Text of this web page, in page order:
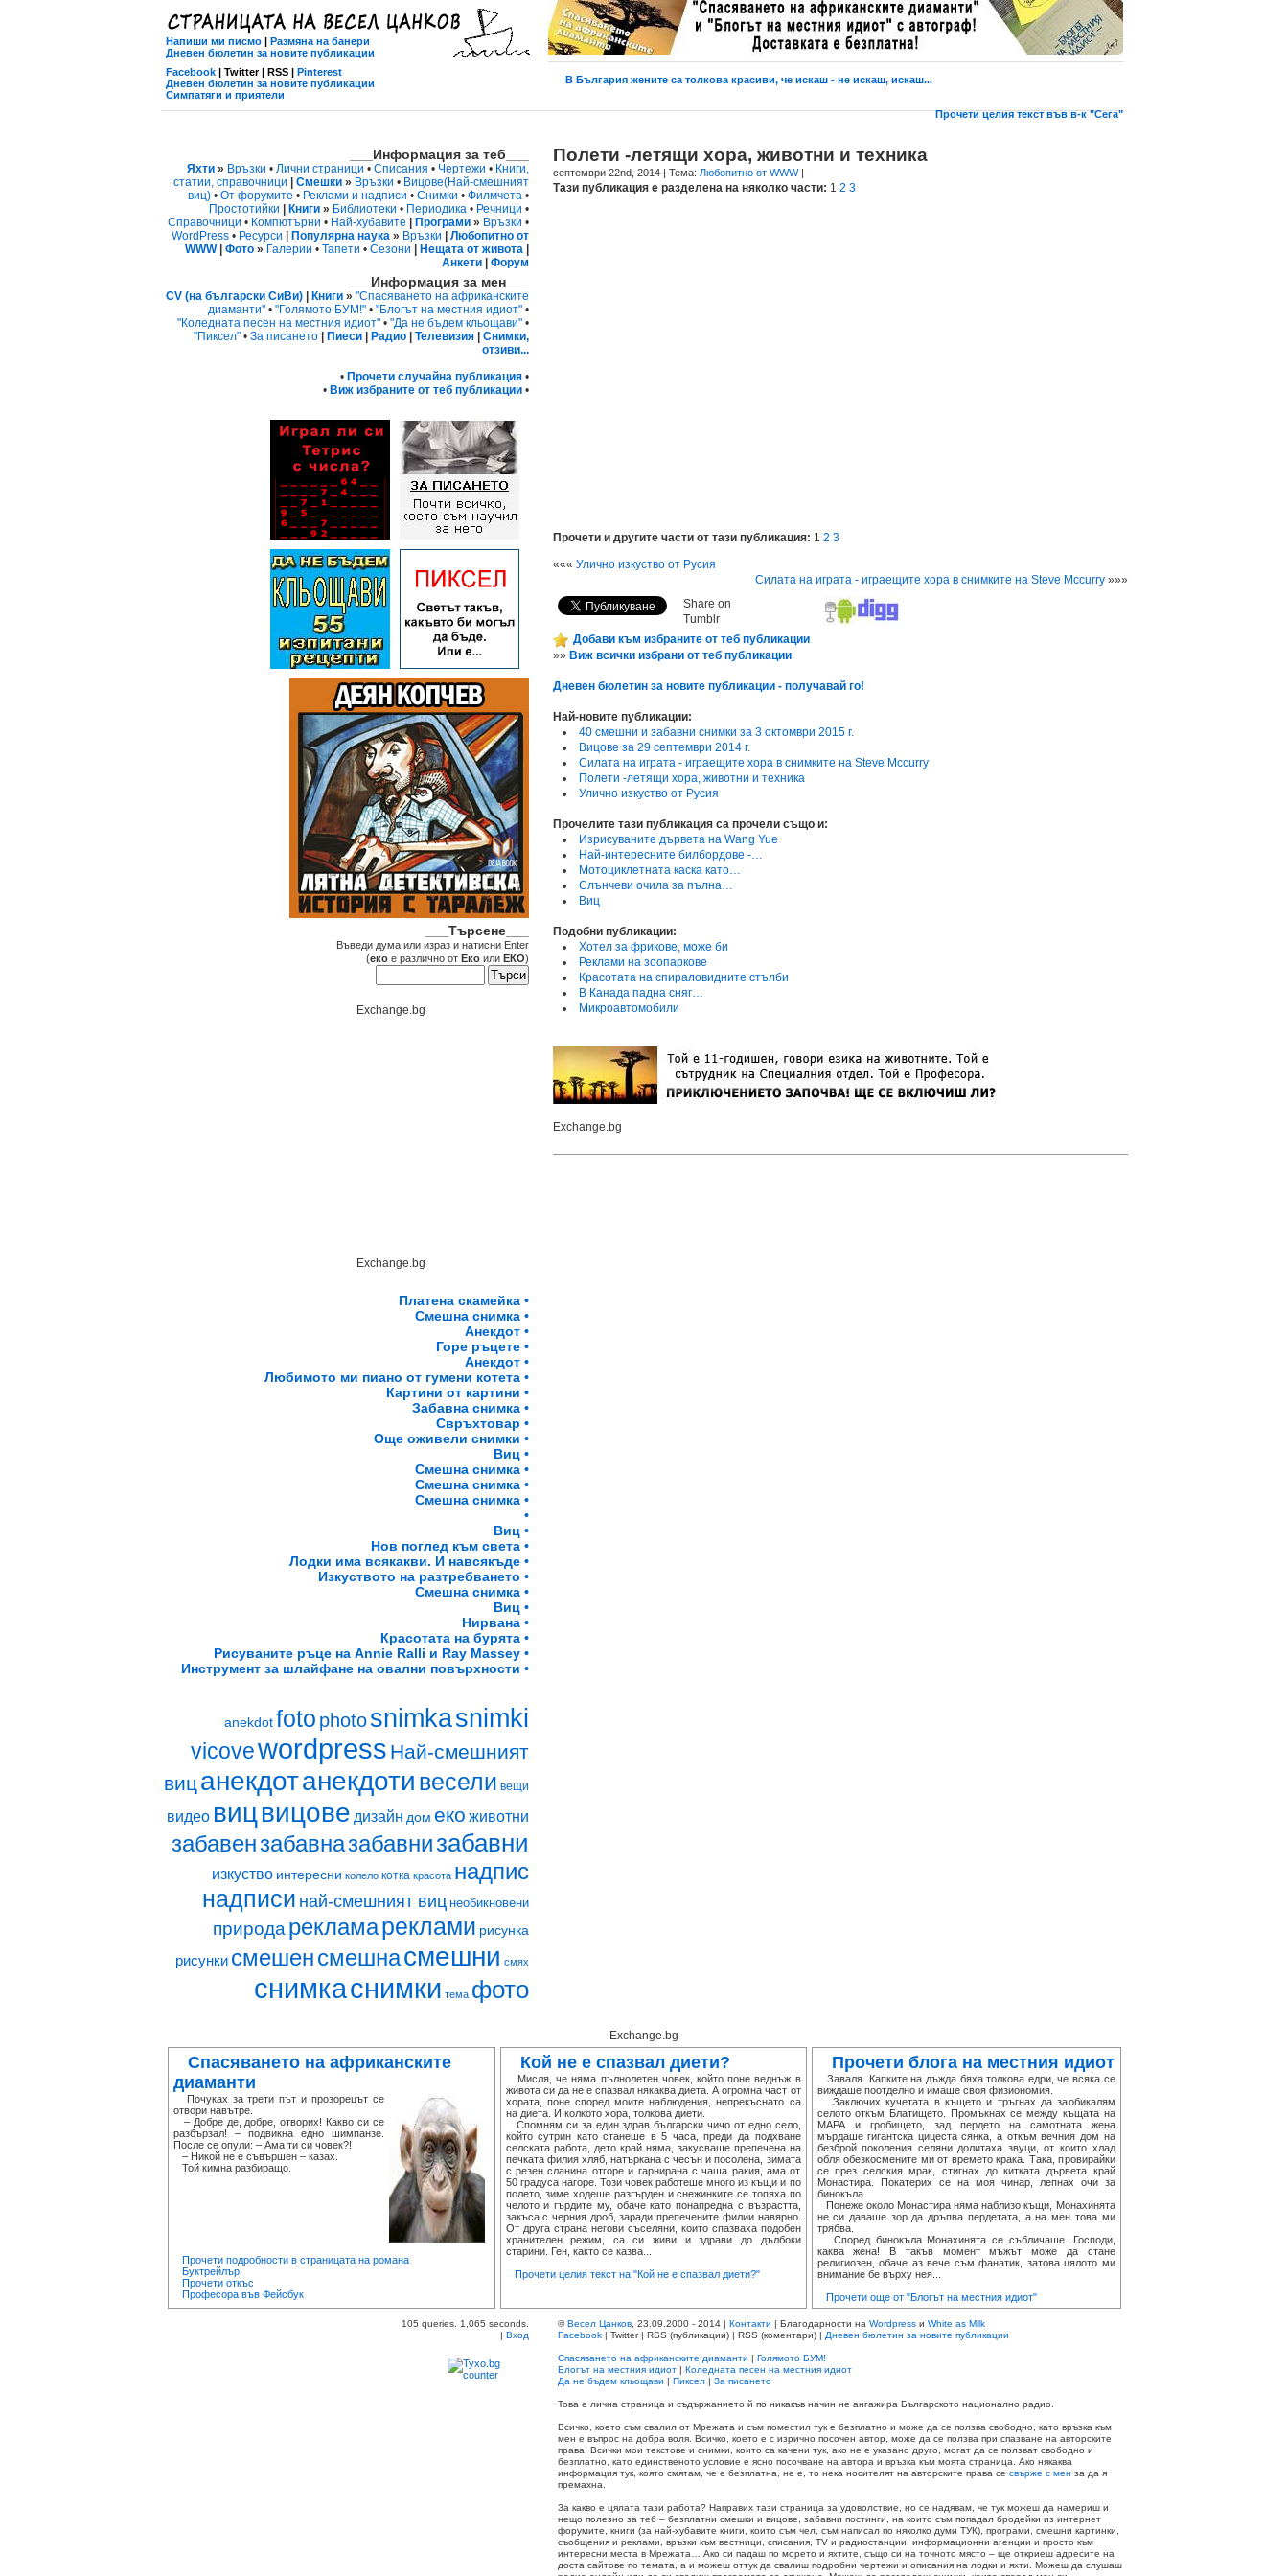
Напиши ми писмо | Размяна на банери
Дневен бюлетин за новите публикации
Facebook | Twitter | RSS | Pinterest
Дневен бюлетин за новите публикации
Симпатяги и приятели
В България жените са толкова красиви, че искаш - не искаш, искаш...
Прочети целия текст във в-к "Сега"
Полети -летящи хора, животни и техника
септември 22nd, 2014 | Тема: Любопитно от WWW|
Тази публикация е разделена на няколко части: 1 2 3
Прочети и другите части от тази публикация: 1 2 3
««« Улично изкуство от Русия
Силата на играта - играещите хора в снимките на Steve Mccurry »»»
Share on
Tumblr
Добави към избраните от теб публикации
»» Виж всички избрани от теб публикации
Дневен бюлетин за новите публикации - получавай го!
Най-новите публикации:
40 смешни и забавни снимки за 3 октомври 2015 г.
Вицове за 29 септември 2014 г.
Силата на играта - играещите хора в снимките на Steve Mccurry
Полети -летящи хора, животни и техника
Улично изкуство от Русия
Прочелите тази публикация са прочели също и:
Изрисуваните дървета на Wang Yue
Най-интересните билбордове -…
Мотоциклетната каска като…
Слънчеви очила за пълна…
Виц
Подобни публикации:
Хотел за фрикове, може би
Реклами на зоопаркове
Красотата на спираловидните стълби
В Канада падна сняг…
Микроавтомобили
Exchange.bg
___Информация за теб___
Яхти » Връзки • Лични страници • Списания • Чертежи • Книги,
статии, справочници
Смешки » Връзки • Вицове(Най-смешният
виц) • От форумите • Реклами и надписи • Снимки • Филмчета •
Простотийки
Книги » Библиотеки • Периодика • Речници •
Справочници • Компютърни • Най-хубавите Програми » Връзки •
WordPress • Ресурси Популярна наука » Връзки
Любопитно от
WWW| Фото » Галерии • Тапети • Сезони Нещата от живота
Анкети
Форум
___Информация за мен___
CV (на български СиВи) Книги » "Спасяването на африканските
диаманти" • "Голямото БУМ!" • "Блогът на местния идиот" •
"Коледната песен на местния идиот" • "Да не бъдем кльощави" •
"Пиксел" • За писането Пиеси Радио Телевизия
Снимки,
отзиви...
• Прочети случайна публикация •
• Виж избраните от теб публикации •
___Търсене___
Въведи дума или израз и натисни Enter
(еко е различно от Еко или ЕКО)
Exchange.bg
Exchange.bg
Платена скамейка •
Смешна снимка •
Анекдот •
Горе ръцете •
Анекдот •
Любимото ми пиано от гумени котета •
Картини от картини •
Забавна снимка •
Свръхтовар •
Още оживели снимки •
Виц •
Смешна снимка •
Смешна снимка •
Смешна снимка •
•
Виц •
Нов поглед към света •
Лодки има всякакви. И навсякъде •
Изкуството на разтребването •
Смешна снимка •
Виц •
Нирвана •
Красотата на бурята •
Рисуваните ръце на Annie Ralli и Ray Massey •
Инструмент за шлайфане на овални повърхности •
anekdotfoto photosnimkasnimki
vicovewordpress Най-смешният
вицанекдотанекдоти весели вещи
видео вицвицове дизайн дом еко животни
забавензабавназабавнизабавни
изкуство интересни колело котка красота надпис
надписи най-смешният виц необикновени
природа рекламареклами рисунка
рисунки смешенсмешнасмешни смях
снимкаснимки тема фото
Exchange.bg
Спасяването на африканските
диаманти
Почуках за трети път и прозорецът се
отвори навътре.
– Добре де, добре, отворих! Какво си се
разбързал! – подвикна едно шимпанзе.
После се опули: – Ама ти си човек?!
– Никой не е съвършен – казах.
Той кимна разбиращо.
Прочети подробности в страницата на романа
Буктрейлър
Прочети откъс
Професора във Фейсбук
Кой не е спазвал диети?
Мисля, че няма пълнолетен човек, който поне веднъж в
живота си да не е спазвал някаква диета. А огромна част от
хората, поне според моите наблюдения, непрекъснато са
на диета. И колкото хора, толкова диети.
Спомням си за един здрав български чичо от едно село,
който сутрин като станеше в 5 часа, преди да подхване
селската работа, дето край няма, закусваше препечена на
печката филия хляб, натъркана с чесън и посолена, зимата
с резен сланина отгоре и гарнирана с чаша ракия, ама от
50 градуса нагоре. Този човек работеше много из къщи и по
полето, зиме ходеше разгърден и снежинките се топяха по
челото и гърдите му, обаче като понапредна с възрастта,
закъса с черния дроб, заради препечените филии навярно.
От друга страна негови съселяни, които спазваха подобен
хранителен режим, са си живи и здрави до дълбоки
старини. Ген, както се казва...
Прочети целия текст на "Кой не е спазвал диети?"
Прочети блога на местния идиот
Заваля. Капките на дъжда бяха толкова едри, че всяка се
виждаше поотделно и имаше своя физиономия.
Заключих кучетата в къщето и тръгнах да заобикалям
селото откъм Блатището. Промъкнах се между къщата на
МАРА и гробището, зад пердето на самотната жена
мърдаше гигантска цицеста сянка, а откъм вечния дом на
безброй поколения селяни долитаха звуци, от които хлад
обля обезкосмените ми от времето крака. Така, провирайки
се през селския мрак, стигнах до китката дървета край
Монастира. Покатерих се на моя чинар, лепнах очи за
бинокъла.
Понеже около Монастира няма наблизо къщи, Монахинята
не си даваше зор да дръпва пердетата, а на мен това ми
трябва.
Според бинокъла Монахинята се събличаше. Господи,
каква жена! В такъв момент мъжът може да стане
религиозен, обаче аз вече съм фанатик, затова цялото ми
внимание бе върху нея...
Прочети още от "Блогът на местния идиот"
105 queries. 1,065 seconds.
| Вход
©Весел Цанков , 23.09.2000 - 2014 | Контакти | Благодарности на Wordpress и White as Milk
Facebook | Twitter | RSS (публикации) | RSS (коментари) | Дневен бюлетин за новите публикации
Спасяването на африканските диаманти | Голямото БУМ!
Блогът на местния идиот | Коледната песен на местния идиот
Да не бъдем кльощави | Пиксел | За писането
Това е лична страница и съдържанието й по никакъв начин не ангажира Българското национално радио.
Всичко, което съм свалил от Мрежата и съм поместил тук е безплатно и може да се ползва свободно, като връзка към
мен е въпрос на добра воля. Всичко, което е с изрично посочен автор, може да се ползва при спазване на авторските
права. Всички мои текстове и снимки, които са качени тук, ако не е указано друго, могат да се ползват свободно и
безплатно, като единственото условие е ясно посочване на автора и връзка към моята страница. Ако някаква
информация тук, която смятам, че е безплатна, не е, то нека носителят на авторските права се свърже с мен за да я
премахна.
За какво е цялата тази работа? Направих тази страница за удоволствие, но се надявам, че тук можеш да намериш и
нещо полезно за теб – безплатни смешки и вицове, забавни постинги, на които съм попадал бродейки из интернет
форумите, книги (за най-хубавите книги, които съм чел, съм написал по няколко думи ТУК), програми, смешни картинки,
съобщения и реклами, връзки към вестници, списания, TV и радиостанции, информационни агенции и просто към
интересни места в Мрежата… Ако си падаш по морето и яхтите, също си на точното място – ще откриеш адресите на
доста сайтове по темата, а и можеш оттук да свалиш подробни чертежи и описания на лодки и яхти. Можеш да слушаш